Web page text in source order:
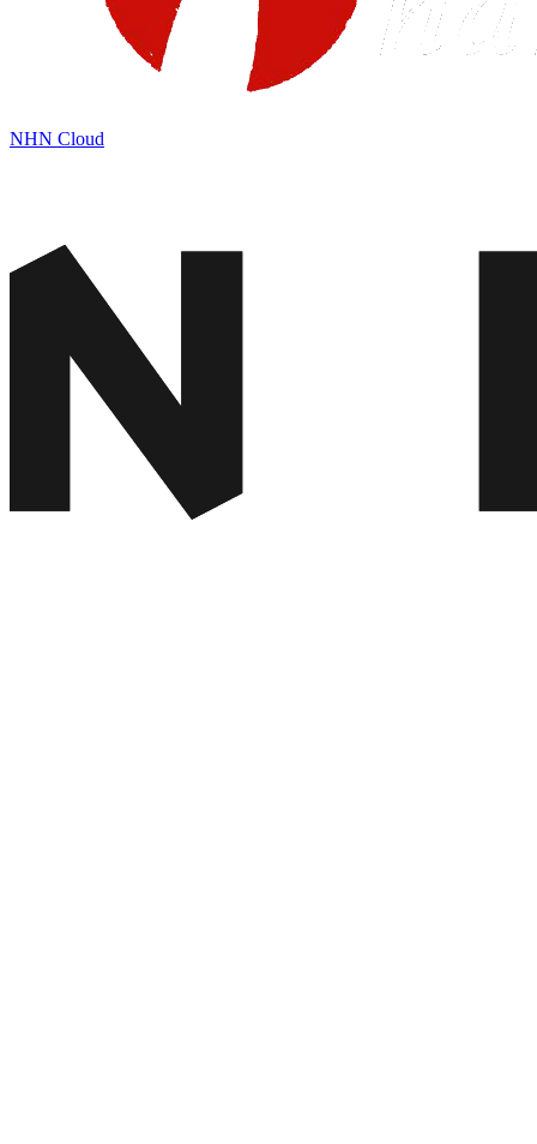
NHN Cloud